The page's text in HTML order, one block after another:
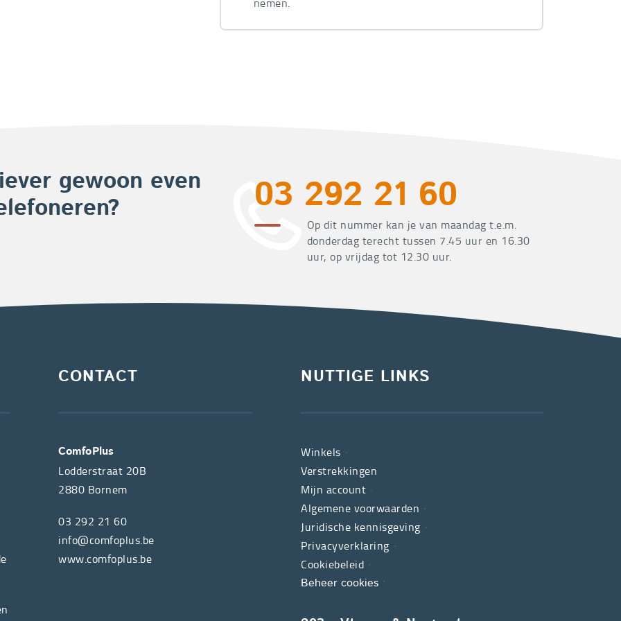
gewoon even
03 292 21 60
Op dit nummer kan je van maandag t.e.m.
donderdag terecht tussen 7.45 uur en 16.30
uur, op vrijdag tot 12.30 uur.
CONTACT
ComfoPlus
Lodderstraat 20B
2880 Bornem
03 292 21 60
info@comfoplus.be
www.comfoplus.be
NUTTIGE LINKS
Winkels
Verstrekkingen
Mijn account
Algemene voorwaarden
Juridische kennisgeving
Privacyverklaring
Cookiebeleid
Beheer cookies